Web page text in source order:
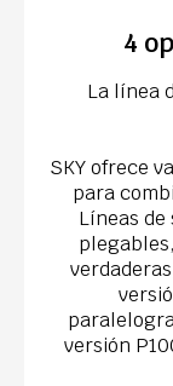
4
La línea
SKY ofrece
para
Líneas de
versión